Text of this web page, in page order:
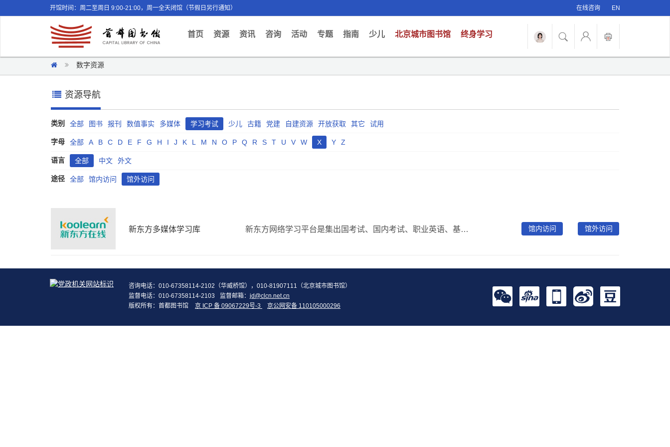
开馆时间：周二至周日 9:00-21:00，周一全天闭馆（节假日另行通知） 在线咨询 EN
首页(current)
资源 资讯 咨询 活动 专题 指南 少儿 北京城市图书馆 终身学习
数字资源
资源导航
类别 全部 图书 报刊 数值事实 多媒体 学习考试 少儿 古籍 党建 自建资源 开放获取 其它 试用
字母 全部 A B C D E F G H I J K L M N O P Q R S T U V W X Y Z
语言 全部 中文 外文
途径 全部 馆内访问 馆外访问
新东方多媒体学习库 新东方网络学习平台是集出国考试、国内考试、职业英语、基础英语、多语种、IT教育等领域内的培训资源。汇集新东方名师执教，内容与面授班完全同步，并且持续更新，实现与名师的实时在线交流。用户可以自主安排学习进度，了解考试信息，充分享受网络学习的乐趣。 馆内访问 馆外访问
咨询电话：010-67358114-2102（华威桥馆），010-81907111（北京城市图书馆）
监督电话：010-67358114-2103
监督邮箱： jd@clcn.net.cn
版权所有：首都图书馆
京 ICP 备 09067229号-3 京公网安备 110105000296